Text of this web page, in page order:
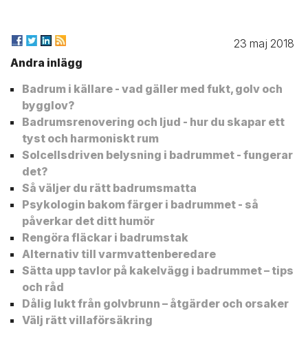
23 maj 2018
Andra inlägg
Badrum i källare - vad gäller med fukt, golv och
bygglov?
Badrumsrenovering och ljud - hur du skapar ett
tyst och harmoniskt rum
Solcellsdriven belysning i badrummet - fungerar
det?
Så väljer du rätt badrumsmatta
Psykologin bakom färger i badrummet - så
påverkar det ditt humör
Rengöra fläckar i badrumstak
Alternativ till varmvattenberedare
Sätta upp tavlor på kakelvägg i badrummet – tips
och råd
Dålig lukt från golvbrunn – åtgärder och orsaker
Välj rätt villaförsäkring